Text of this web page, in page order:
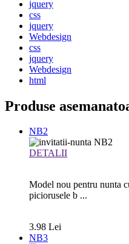
jquery
css
jquery
Webdesign
css
jquery
Webdesign
html
Produse
NB2
DETALII
Model nou pentru nunta
piciorusele b ...
3.98 Lei
NB3